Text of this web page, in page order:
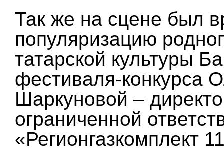
Так же на сцене был
популяризацию
татарской культуры
фестиваля-конкурса
Шаркуновой –
ограниченной
«Регионгазкомплект